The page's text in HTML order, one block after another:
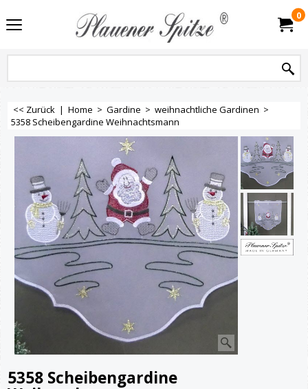
0
<< Zurück | Home > Gardine > weihnachtliche Gardinen >
5358 Scheibengardine Weihnachtsmann
5358 Scheibengardine